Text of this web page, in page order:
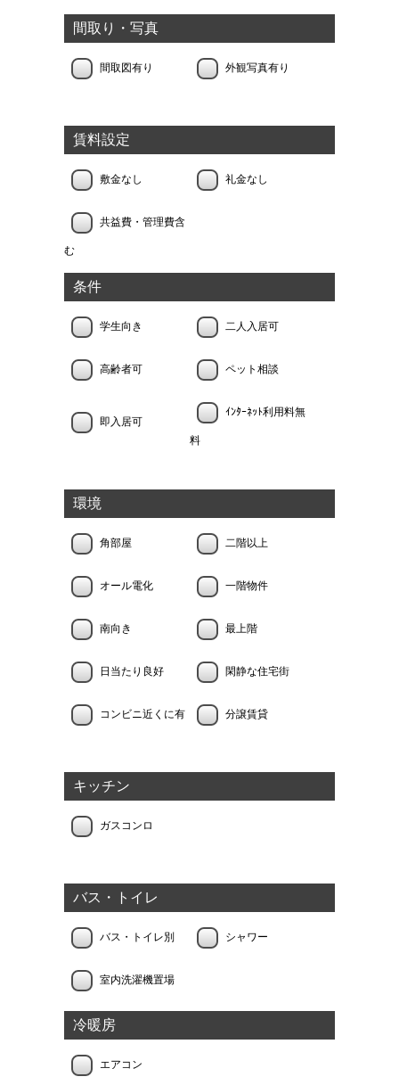
間取り・写真
間取図有り 外観写真有り
賃料設定
敷金なし 礼金なし
共益費・管理費含
む
条件
学生向き 二人入居可
高齢者可 ペット相談
即入居可
ｲﾝﾀｰﾈｯﾄ利用料無
料
環境
角部屋 二階以上
オール電化 一階物件
南向き 最上階
日当たり良好 閑静な住宅街
コンビニ近くに有 分譲賃貸
キッチン
ガスコンロ
バス・トイレ
バス・トイレ別 シャワー
室内洗濯機置場
冷暖房
エアコン